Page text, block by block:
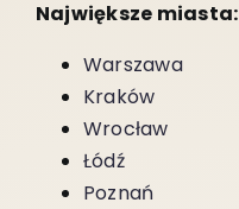
Największe miasta:
Warszawa
Kraków
Wrocław
Łódź
Poznań